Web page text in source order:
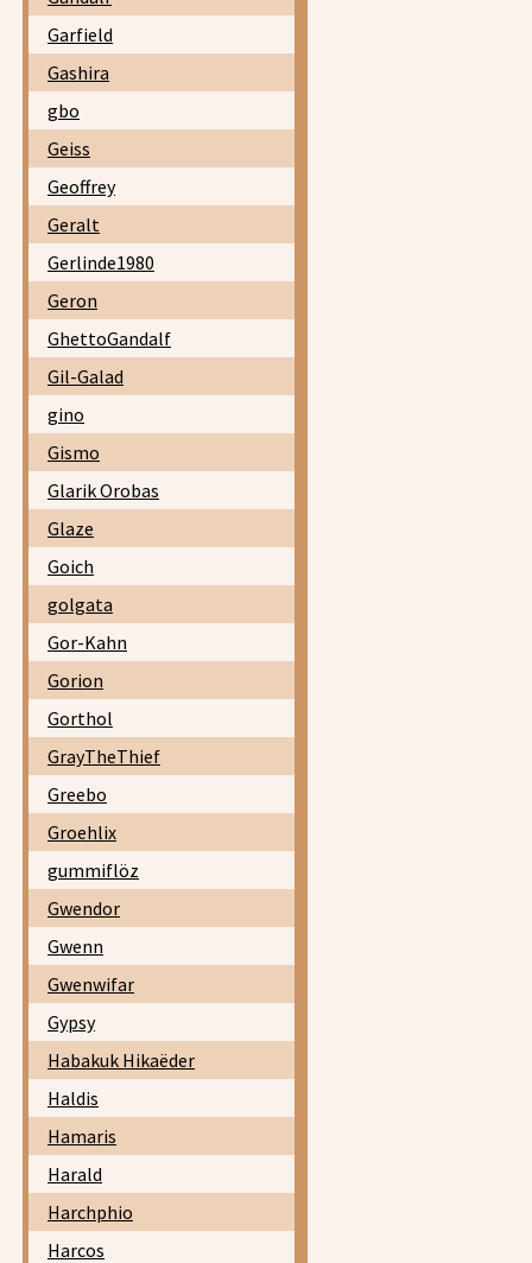
Garfield
Gashira
gbo
Geiss
Geoffrey
Geralt
Gerlinde1980
Geron
GhettoGandalf
Gil-Galad
gino
Gismo
Glarik Orobas
Glaze
Goich
golgata
Gor-Kahn
Gorion
Gorthol
GrayTheThief
Greebo
Groehlix
gummiflöz
Gwendor
Gwenn
Gwenwifar
Gypsy
Habakuk Hikaëder
Haldis
Hamaris
Harald
Harchphio
Harcos